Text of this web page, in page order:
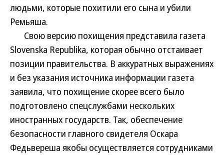
людьми, которые похитили его сына и убили
Ремьяша.
Свою версию похищения представила газета
Slovenska Republika, которая обычно отстаивает
позиции правительства. В аккуратных выражениях
и без указания источника информации газета
заявила, что похищение скорее всего было
подготовлено спецслужбами нескольких
иностранных государств. Так, обеспечение
безопасности главного свидетеля Оскара
Федьвереша якобы осуществляется сотрудниками